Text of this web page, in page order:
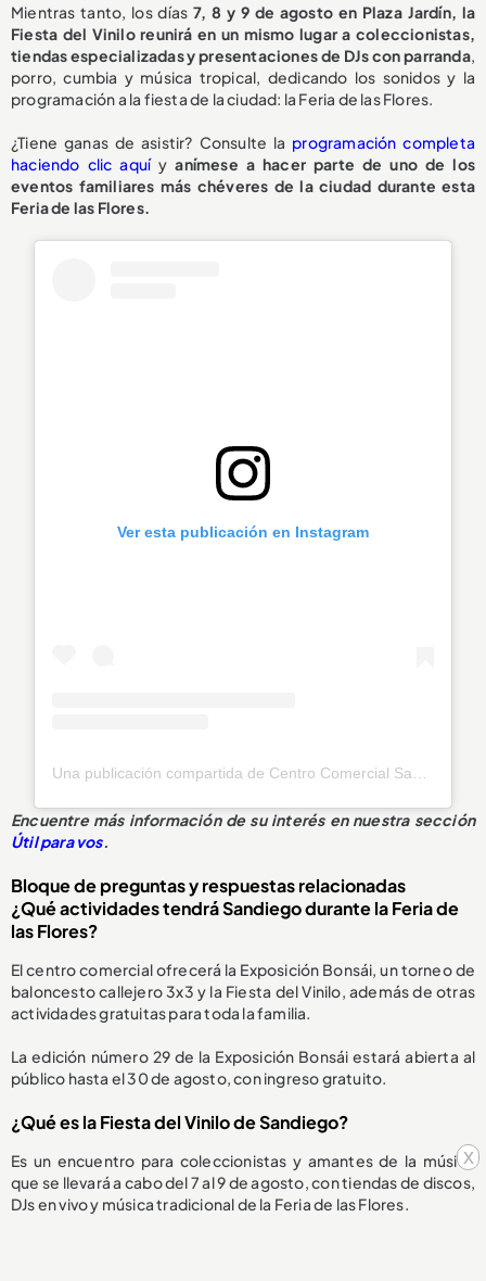
x
Mientras tanto, los días 7, 8 y 9 de agosto en Plaza Jardín, la
Fiesta del Vinilo reunirá en un mismo lugar a coleccionistas,
tiendas especializadas y presentaciones de DJs con parranda,
porro, cumbia y música tropical, dedicando los sonidos y la
programación a la fiesta de la ciudad: la Feria de las Flores.
¿Tiene ganas de asistir? Consulte la programación completa
haciendo clic aquíyanímese a hacer parte de uno de los
eventos familiares más chéveres de la ciudad durante esta
Feria de las Flores.
Ver esta publicación en Instagram
Una publicación compartida de Centro Comercial Sandiego (@sandiegocc)
Encuentre más información de su interés en nuestra sección
Útil para vos.
Bloque de preguntas y respuestas relacionadas
¿Qué actividades tendrá Sandiego durante la Feria de
las Flores?
El centro comercial ofrecerá la Exposición Bonsái, un torneo de
baloncesto callejero 3x3 y la Fiesta del Vinilo, además de otras
actividades gratuitas para toda la familia.
La edición número 29 de la Exposición Bonsái estará abierta al
público hasta el 30 de agosto, con ingreso gratuito.
¿Qué es la Fiesta del Vinilo de Sandiego?
Es un encuentro para coleccionistas y amantes de la música
que se llevará a cabo del 7 al 9 de agosto, con tiendas de discos,
DJs en vivo y música tradicional de la Feria de las Flores.